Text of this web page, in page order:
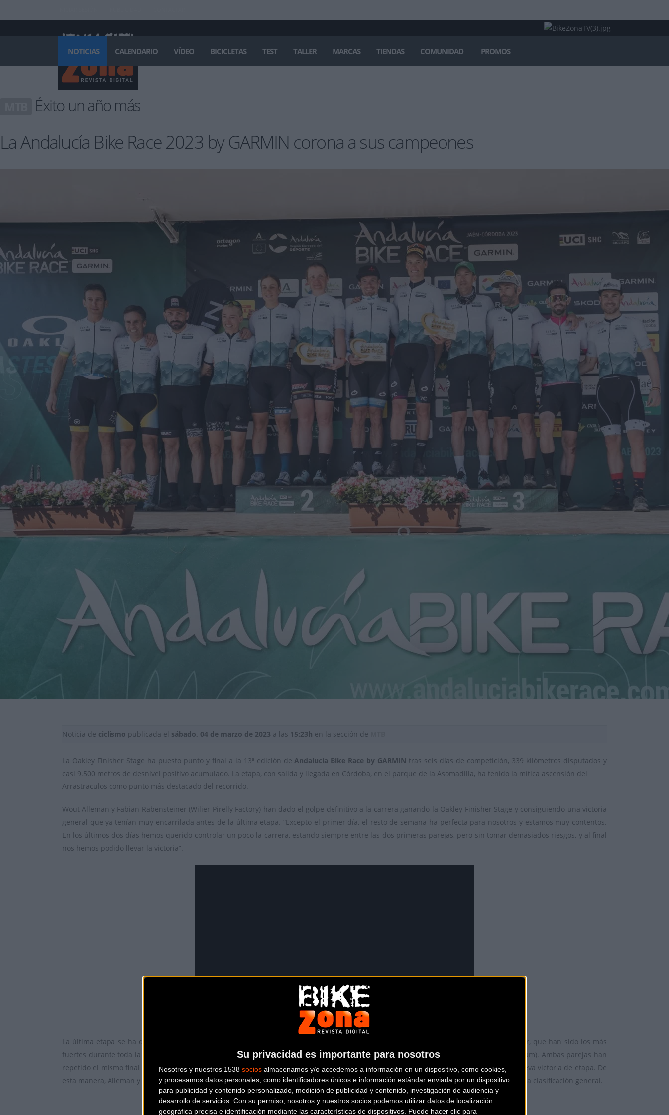
Su privacidad es importante para nosotros
Nosotros y nuestros 1538 socios almacenamos y/o accedemos a información en un dispositivo, como cookies,
y procesamos datos personales, como identificadores únicos e información estándar enviada por un dispositivo
para publicidad y contenido personalizado, medición de publicidad y contenido, investigación de audiencia y
desarrollo de servicios. Con su permiso, nosotros y nuestros socios podemos utilizar datos de localización
geográfica precisa e identificación mediante las características de dispositivos. Puede hacer clic para
NOTICIAS CALENDARIO VÍDEO BICICLETAS TEST TALLER MARCAS TIENDAS COMUNIDAD PROMOS
Éxito un año más
La Andalucía Bike Race 2023 by GARMIN corona a sus campeones
Noticia de ciclismo publicada el sábado, 04 de marzo de 2023 a las 15:23h en la sección de
La Oakley Finisher Stage ha puesto punto y final a la 13ª edición de Andalucía Bike Race by GARMIN tras seis días de competición, 339 kilómetros disputados y
casi 9.500 metros de desnivel positivo acumulado. La etapa, con salida y llegada en Córdoba, en el parque de la Asomadilla, ha tenido la mítica ascensión del
Arrastraculos como punto más destacado del recorrido.
Wout Alleman y Fabian Rabensteiner (Wilier Pirelly Factory) han dado el golpe definitivo a la carrera ganando la Oakley Finisher Stage y consiguiendo una victoria
general que ya tenían muy encarrilada antes de la última etapa. “Excepto el primer día, el resto de semana ha perfecta para nosotros y estamos muy contentos.
En los últimos dos días hemos querido controlar un poco la carrera, estando siempre entre las dos primeras parejas, pero sin tomar demasiados riesgos, y al final
nos hemos podido llevar la victoria”.
La última etapa se ha desarrollado con un guión muy similar al vivido ayer en la Skoda Super Stage. Los líderes Alleman y Rabensteiner, que han sido los más
fuertes durante toda la carrera, han vuelto a tomar las riendas de la etapa junto a Enrique Morcillo y Hugo Drechou (BUFF®-Megamo Team). Ambas parejas han
repetido el mismo final que ayer en el Parque de la Asomadilla, pero en esta ocasión los líderes no han perdonado y han sumado una nueva victoria de etapa. De
esta manera, Alleman y Rabensteiner cierran esta edición de Andalucía Bike Race by GARMIN con cuatro triunfos parciales y la victoria en la clasificación general.